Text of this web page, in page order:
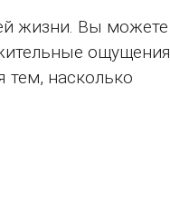
жизни. Вы можете
ощущения
тем, насколько